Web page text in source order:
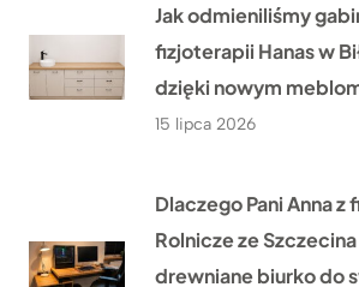
Jak odmieniliśmy
fizjoterapii Hanas w
dzięki nowym
15 lipca 2026
Dlaczego Pani Anna
Rolnicze ze
drewniane biurko do